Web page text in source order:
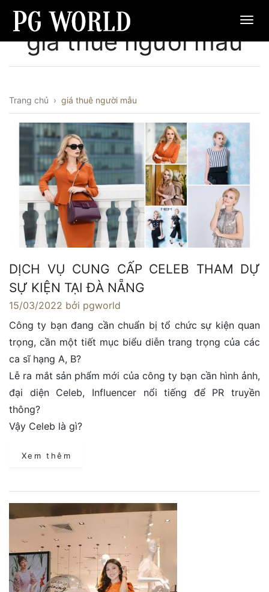
giá thuê người mẫu
Trang chủ › giá thuê người mẫu
DỊCH VỤ CUNG CẤP CELEB THAM DỰ
SỰ KIỆN TẠI ĐÀ NẴNG
15/03/2022 bởi pgworld
Công ty bạn đang cần chuẩn bị tổ chức sự kiện quan
trọng, cần một tiết mục biểu diễn trang trọng của các
ca sĩ hạng A, B?
Lễ ra mắt sản phẩm mới của công ty bạn cần hình ảnh,
đại diện Celeb, Influencer nổi tiếng để PR truyền
thông?
Vậy Celeb là gì?
Xem thêm